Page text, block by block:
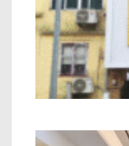
Nhà Phố